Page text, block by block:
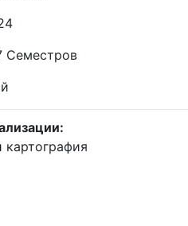
Семестров
картография